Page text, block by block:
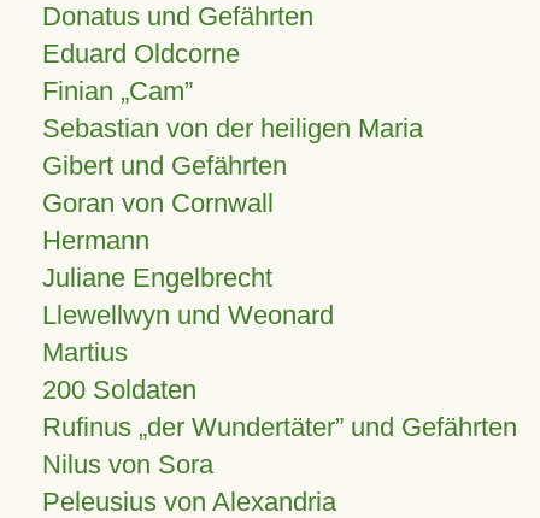
Donatus und Gefährten
Eduard Oldcorne
Finian Cam
Sebastian von der heiligen Maria
Gibert und Gefährten
Goran von Cornwall
Hermann
Juliane Engelbrecht
Llewellwyn und Weonard
Martius
200 Soldaten
Rufinus „der Wundertäter” und Gefährten
Nilus von Sora
Peleusius von Alexandria